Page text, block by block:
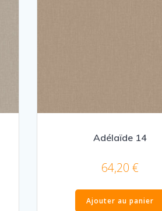
Adélaïde 14
64,20 €
Ajouter au panier